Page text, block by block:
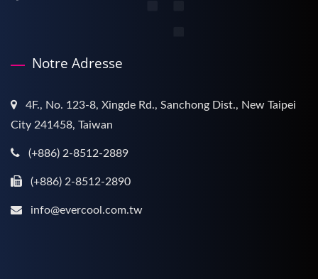
Notre Adresse
4F., No. 123-8, Xingde Rd., Sanchong Dist., New Taipei
City 241458, Taiwan
(+886) 2-8512-2889
(+886) 2-8512-2890
info@evercool.com.tw